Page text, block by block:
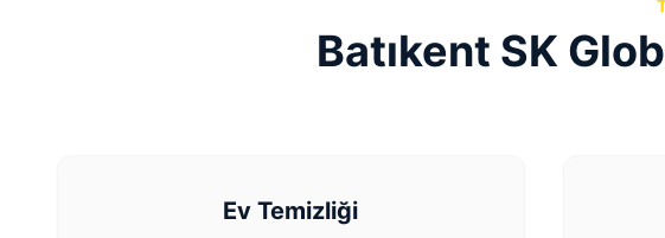
Batıkent SK
Ev Temizliği